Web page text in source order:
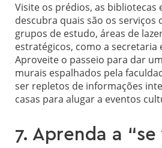
Visite os prédios, as bibliotecas
descubra quais são os serviços
grupos de estudo, áreas de
estratégicos, como a secretaria
Aproveite o passeio para dar
murais espalhados pela
ser repletos de informações
casas para alugar a eventos
7. Aprenda a “se